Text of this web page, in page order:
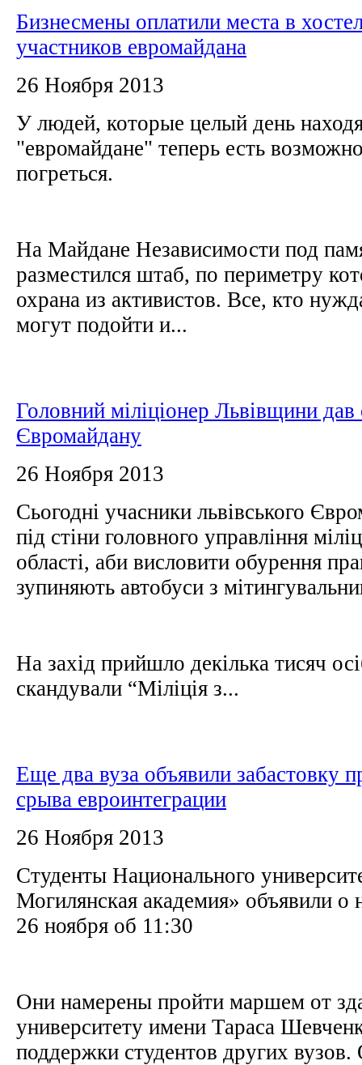
Бизнесмены оплатили места в
участников евромайдана
26 Ноября 2013
У людей, которые целый день
"евромайдане" теперь есть
погреться.
На Майдане Независимости под
разместился штаб, по периметру
охрана из активистов. Все, кто
могут подойти и...
Головний міліціонер Львівщини дав
Євромайдану
26 Ноября 2013
Сьогодні учасники львівського
під стіни головного управління
області, аби висловити обурення
зупиняють автобуси з
На захід прийшло декілька тисяч
скандували “Міліція з...
Еще два вуза объявили забастовку
срыва евроинтеграции
26 Ноября 2013
Студенты Национального
Могилянская академия» объявили о
26 ноября об 11:30
Они намерены пройти маршем от
университету имени Тараса
поддержки студентов других